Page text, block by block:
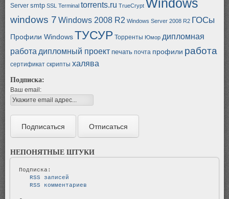
Server smtp SSL Terminal torrents.ru TrueCrypt Windows
windows 7 Windows 2008 R2 Windows Server 2008 R2 ГОСы
Профили WindowsТУСУР Торренты Юмор дипломная
работа дипломный проект печать почта профили работа
сертификат скрипты халява
Подписка:
Ваш email:
НЕПОНЯТНЫЕ ШТУКИ
   RSS записей
   RSS комментариев